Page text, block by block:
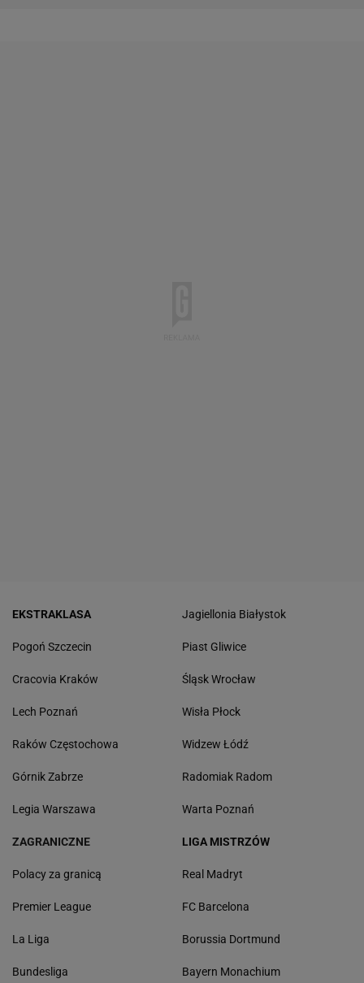
EKSTRAKLASA
Pogoń Szczecin
Cracovia Kraków
Lech Poznań
Raków Częstochowa
Górnik Zabrze
Legia Warszawa
Jagiellonia Białystok
Piast Gliwice
Śląsk Wrocław
Wisła Płock
Widzew Łódź
Radomiak Radom
Warta Poznań
ZAGRANICZNE
Polacy za granicą
Premier League
La Liga
Bundesliga
LIGA MISTRZÓW
Real Madryt
FC Barcelona
Borussia Dortmund
Bayern Monachium